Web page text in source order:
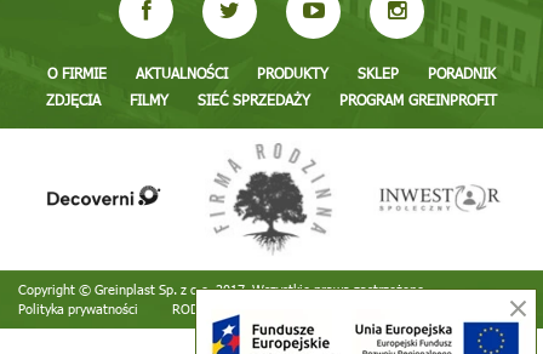
O FIRMIE AKTUALNOŚCI PRODUKTY SKLEP
PORADNIK
ZDJĘCIA
FILMY SIEĆ SPRZEDAŻY PROGRAM GREINPROFIT
Copyright © Greinplast Sp. z o.o. 2017. Wszystkie prawa zastrzeżone
Polityka prywatności
RODO TiO interactive